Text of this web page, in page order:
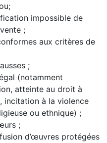
impossible de
;
aux critères de
;
(notamment
atteinte au droit à
incitation à la violence
ou ethnique) ;
;
d’œuvres protégées